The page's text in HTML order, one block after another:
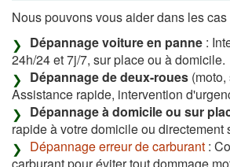
Nous pouvons vous aider dans les cas
Dépannage voiture en panne :
24h/24 et 7j/7, sur place ou à domicile.
Dépannage de deux-roues (moto,
Assistance rapide, intervention
Dépannage à domicile ou sur
rapide à votre domicile ou directement
Dépannage erreur de carburant :
carburant pour éviter tout dommage